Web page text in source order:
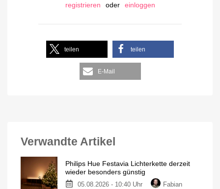
registrieren oder einloggen
teilen teilen
E-Mail
Verwandte Artikel
Philips Hue Festavia Lichterkette derzeit
wieder besonders günstig
05.08.2026 - 10:40 Uhr
Fabian